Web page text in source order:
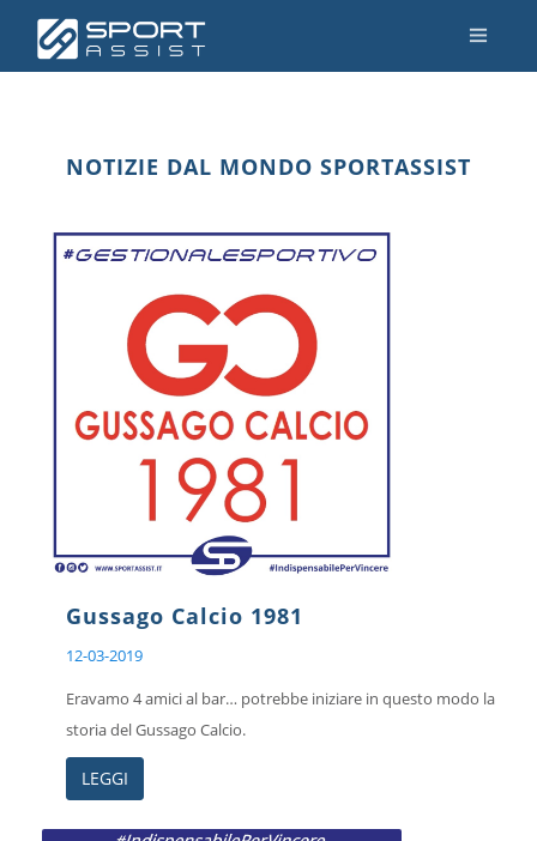
NOTIZIE DAL MONDO SPORTASSIST
Gussago Calcio 1981
12-03-2019
Eravamo 4 amici al bar… potrebbe iniziare in questo modo la
storia del Gussago Calcio.
LEGGI